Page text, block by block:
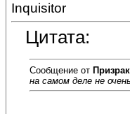
Inquisitor
Цитата:
Сообщение от
на самом деле не